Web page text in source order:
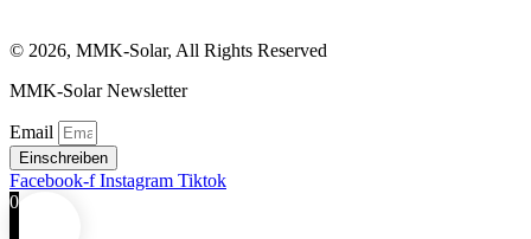
© 2026, MMK-Solar, All Rights Reserved
MMK-Solar Newsletter
Email
Einschreiben
Facebook-f Instagram Tiktok
0